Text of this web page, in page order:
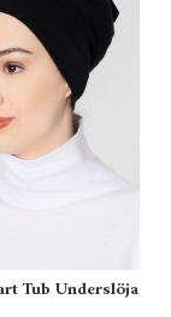
Tub Underslöja